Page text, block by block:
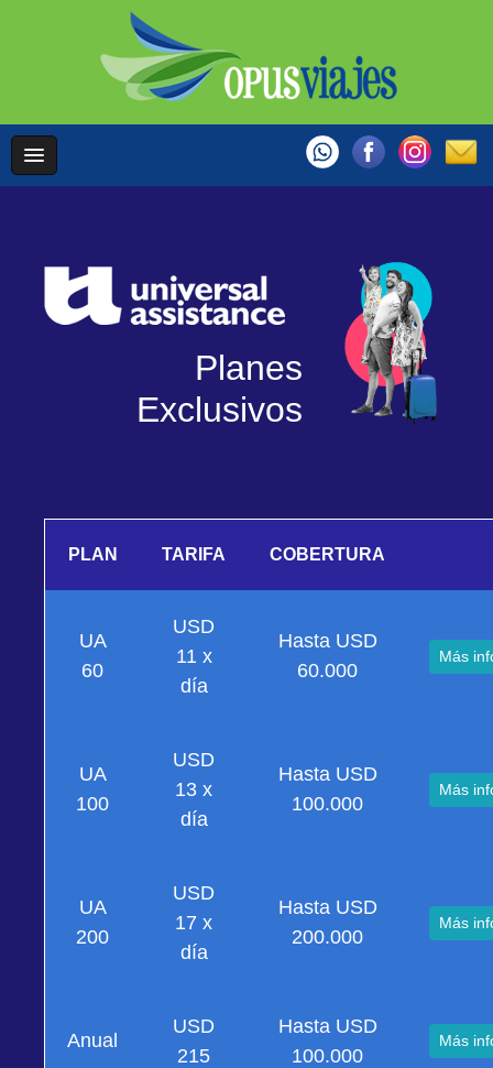
Planes
Exclusivos
PLAN TARIFA COBERTURA
UA
60
USD
11 x
día
Hasta USD
60.000
Más
UA
100
USD
13 x
día
Hasta USD
100.000
Más
UA
200
USD
17 x
día
Hasta USD
200.000
Más
Anual
USD
215
Hasta USD
100.000
Más